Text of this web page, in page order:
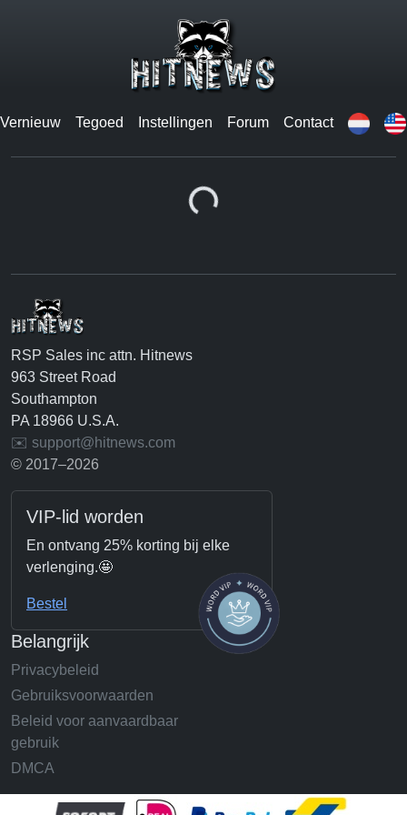
Vernieuw Tegoed Instellingen Forum Contact
Loading...
RSP Sales inc attn. Hitnews
963 Street Road
Southampton
PA 18966 U.S.A.
✉️ support@hitnews.com
© 2017–2026
VIP-lid worden
En ontvang 25% korting bij elke
verlenging.🤩
Bestel
Belangrijk
Privacybeleid
Gebruiksvoorwaarden
Beleid voor aanvaardbaar
gebruik
DMCA